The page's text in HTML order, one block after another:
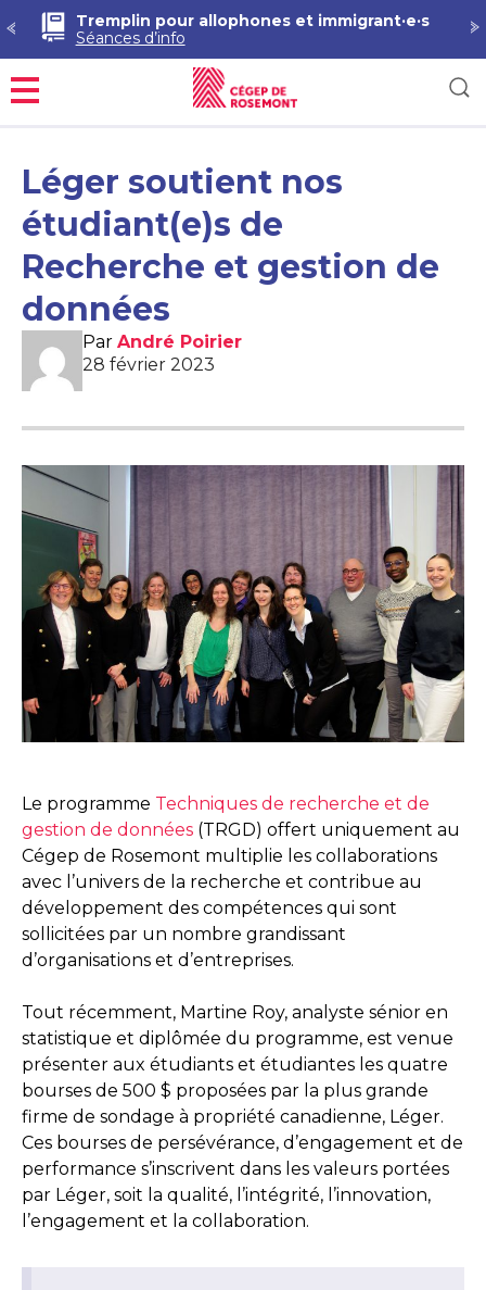
Tremplin pour allophones et immigrant·e·s
Séances d’info
Menu
Léger soutient nos
étudiant(e)s de
Recherche et gestion de
données
Par André Poirier
28 février 2023
Le programme Techniques de recherche et de
gestion de données (TRGD) offert uniquement au
Cégep de Rosemont multiplie les collaborations
avec l’univers de la recherche et contribue au
développement des compétences qui sont
sollicitées par un nombre grandissant
d’organisations et d’entreprises.
Tout récemment, Martine Roy, analyste sénior en
statistique et diplômée du programme, est venue
présenter aux étudiants et étudiantes les quatre
bourses de 500 $ proposées par la plus grande
firme de sondage à propriété canadienne, Léger.
Ces bourses de persévérance, d’engagement et de
performance s’inscrivent dans les valeurs portées
par Léger, soit la qualité, l’intégrité, l’innovation,
l’engagement et la collaboration.